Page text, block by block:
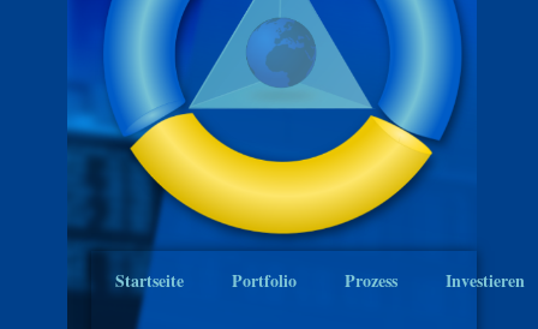
Startseite Portfolio Prozess Investieren